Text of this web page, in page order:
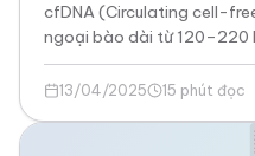
cfDNA (Circulating cell-
ngoại bào dài từ 120–220
có liên quan đến kiểu…
13/04/2025 15 phút đọc